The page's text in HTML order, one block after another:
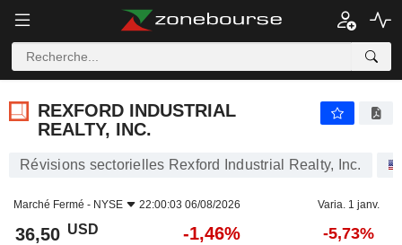
-1,46%
REXFORD INDUSTRIAL
REALTY, INC.
Révisions sectorielles Rexford Industrial Realty, Inc.
Marché Fermé - NYSE 22:00:03 06/08/2026 Varia. 1 janv.
36,50 USD -1,46% -5,73%